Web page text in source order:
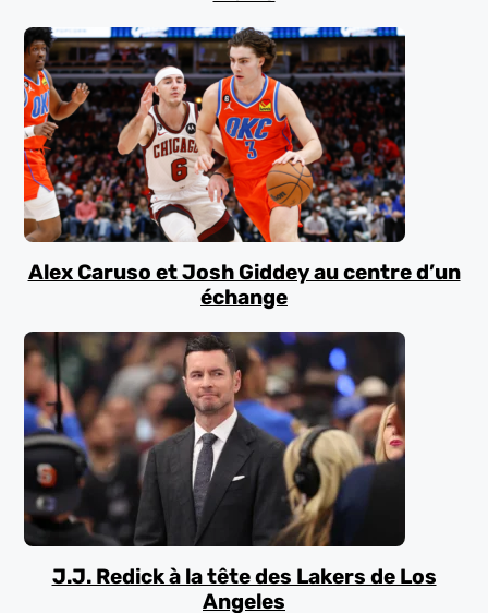
Alex Caruso et Josh Giddey au centre d’un
échange
J.J. Redick à la tête des Lakers de Los
Angeles